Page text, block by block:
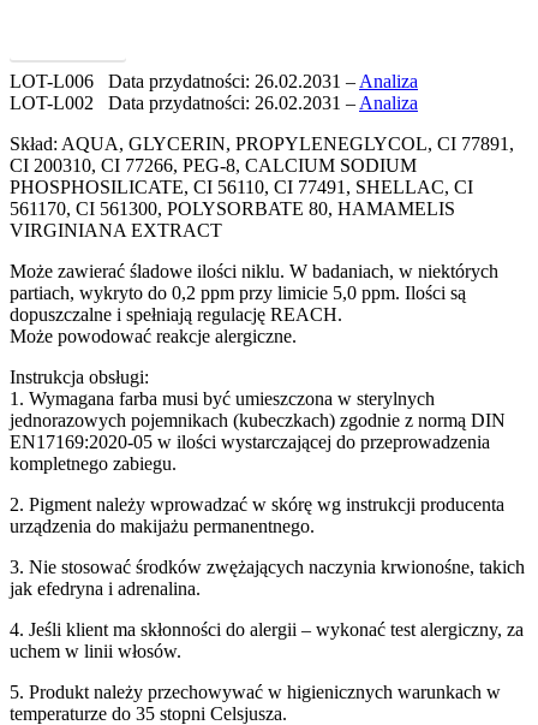
LOT-L006 Data przydatności: 26.02.2031 – Analiza
LOT-L002 Data przydatności: 26.02.2031 – Analiza
Skład: AQUA, GLYCERIN, PROPYLENEGLYCOL, CI 77891,
CI 200310, CI 77266, PEG-8, CALCIUM SODIUM
PHOSPHOSILICATE, CI 56110, CI 77491, SHELLAC, CI
561170, CI 561300, POLYSORBATE 80, HAMAMELIS
VIRGINIANA EXTRACT
Może zawierać śladowe ilości niklu. W badaniach, w niektórych
partiach, wykryto do 0,2 ppm przy limicie 5,0 ppm. Ilości są
dopuszczalne i spełniają regulację REACH.
Może powodować reakcje alergiczne.
Instrukcja obsługi:
1. Wymagana farba musi być umieszczona w sterylnych
jednorazowych pojemnikach (kubeczkach) zgodnie z normą DIN
EN17169:2020-05 w ilości wystarczającej do przeprowadzenia
kompletnego zabiegu.
2. Pigment należy wprowadzać w skórę wg instrukcji producenta
urządzenia do makijażu permanentnego.
3. Nie stosować środków zwężających naczynia krwionośne, takich
jak efedryna i adrenalina.
4. Jeśli klient ma skłonności do alergii – wykonać test alergiczny, za
uchem w linii włosów.
5. Produkt należy przechowywać w higienicznych warunkach w
temperaturze do 35 stopni Celsjusza.